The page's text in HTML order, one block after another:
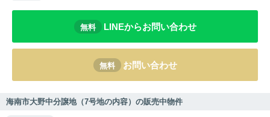
無料 LINEからお問い合わせ
無料 お問い合わせ
海南市大野中分譲地（7号地の内容）の販売中物件